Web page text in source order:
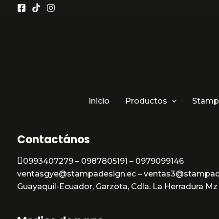
Inicio Productos
Contactános
0993407279 – 0987805191 – 0979099146
ventasgye@stampadesign.ec –
Guayaquil-Ecuador, Garzota, Cdla. La Herradura Mz